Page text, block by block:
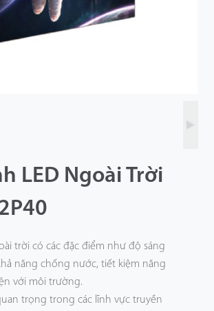
LED Ngoài Trời
trời có các đặc điểm nhưđộ sáng
năng chống nước,tiết kiệm năng
với môi trường.
trọng trong các lĩnh vựctruyền